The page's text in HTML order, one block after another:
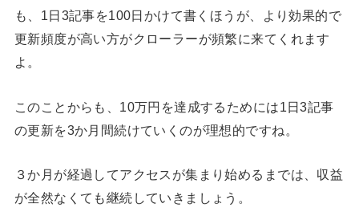
も、1日3記事を100日かけて書くほうが、より効果的で
更新頻度が高い方がクローラーが頻繁に来てくれます
よ。
このことからも、10万円を達成するためには1日3記事
の更新を3か月間続けていくのが理想的ですね。
３か月が経過してアクセスが集まり始めるまでは、収益
が全然なくても継続していきましょう。